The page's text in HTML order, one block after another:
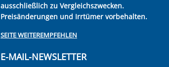
ausschließlich zu Vergleichszwecken.
Preisänderungen und Irrtümer vorbehalten.
SEITE WEITEREMPFEHLEN
E-MAIL-NEWSLETTER